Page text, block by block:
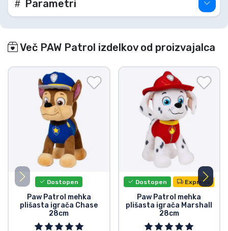
Parametri
Več PAW Patrol izdelkov od proizvajalca
Dostopen
Paw Patrol mehka
plišasta igrača Chase
28cm
Dostopen Express
Paw Patrol mehka
plišasta igrača Marshall
28cm